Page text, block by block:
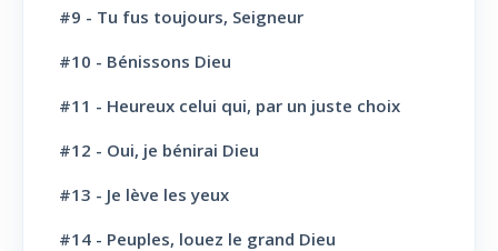
L' Eglise: Cloture et bénédictions
L' Eglise: Missions
L' Eglise: Dernier message
#9 - Tu fus toujours, Seigneur
#10 - Bénissons Dieu
#11 - Heureux celui qui, par un juste choix
#12 - Oui, je bénirai Dieu
#13 - Je lève les yeux
#14 - Peuples, louez le grand Dieu